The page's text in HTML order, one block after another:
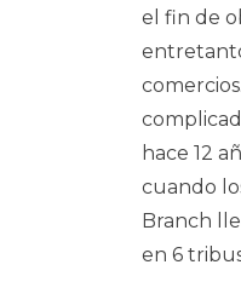
el fin de
hace 12
cuando
Branch
en 6